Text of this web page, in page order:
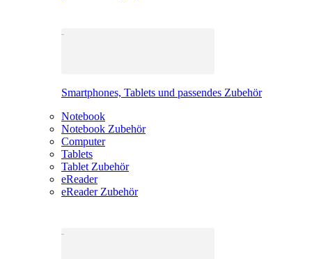
Smartphones, Tablets und passendes Zubehör
Notebook
Notebook Zubehör
Computer
Tablets
Tablet Zubehör
eReader
eReader Zubehör